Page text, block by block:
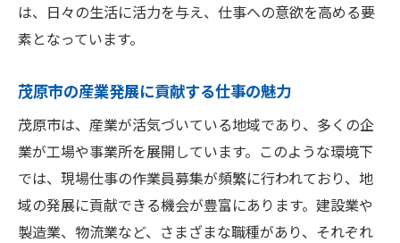
は、日々の生活に活力を与え、仕事への意欲を高める要
素となっています。
茂原市の産業発展に貢献する仕事の魅力
茂原市は、産業が活気づいている地域であり、多くの企
業が工場や事業所を展開しています。このような環境下
では、現場仕事の作業員募集が頻繁に行われており、地
域の発展に貢献できる機会が豊富にあります。建設業や
製造業、物流業など、さまざまな職種があり、それぞれ